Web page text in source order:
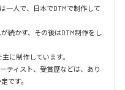
一人で、日本でDTMで制作して
続かず、その後はDTM制作をし
に制作しています。
ティスト、受賞歴などは、あり
です。